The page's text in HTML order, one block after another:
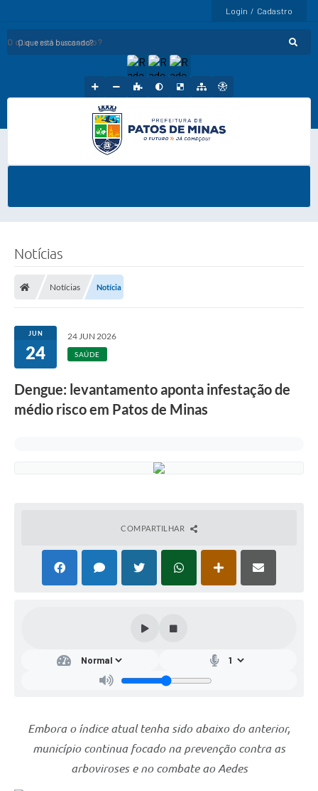
Login / Cadastro
O que está buscando?
Notícias
Notícias Notícia
JUN
24
24 JUN 2026
SAÚDE
Dengue: levantamento aponta infestação de
médio risco em Patos de Minas
COMPARTILHAR
Embora o índice atual tenha sido abaixo do anterior,
município continua focado na prevenção contra as
arboviroses e no combate ao Aedes